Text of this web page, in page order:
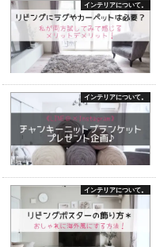
インテリアについて。
インテリアについて。
インテリアについて。